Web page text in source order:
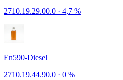
2710.19.29.00.0 · 4,7 %
En590-Diesel
2710.19.44.90.0 · 0 %